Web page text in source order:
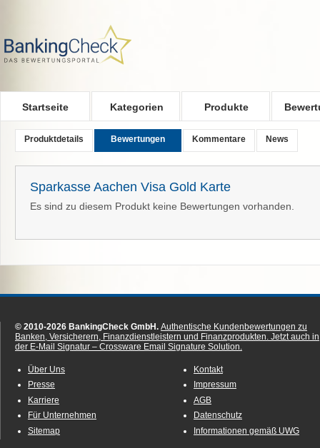
Startseite Kategorien Produkte
Produktdetails Bewertungen Kommentare News
Sparkasse Aachen Visa Gold Karte
Es sind zu diesem Produkt keine Bewertungen vorhanden.
© 2010-2026 BankingCheck GmbH. Authentische Kundenbewertungen zu
Banken, Versicherern, Finanzdienstleistern und Finanzprodukten. Jetzt auch in
der E-Mail Signatur – Crossware Email Signature Solution.
Über Uns
Presse
Karriere
Für Unternehmen
Sitemap
Kontakt
Impressum
AGB
Datenschutz
Informationen gemäß UWG